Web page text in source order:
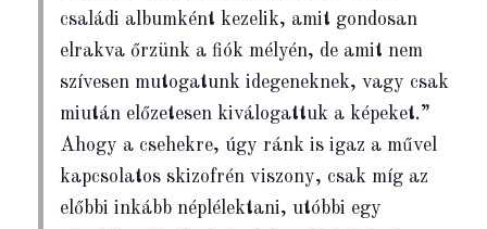
családi albumként kezelik, amit gondosan
elrakva őrzünk a fiók mélyén, de amit nem
szívesen mutogatunk idegeneknek, vagy csak
miután előzetesen kiválogattuk a képeket.”
Ahogy a csehekre, úgy ránk is igaz a művel
kapcsolatos skizofrén viszony, csak míg az
előbbi inkább néplélektani, utóbbi egy